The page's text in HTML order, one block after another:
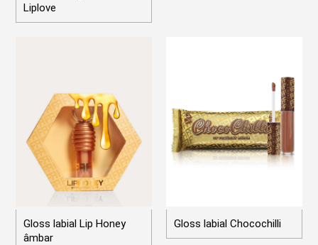
Liplove
Gloss labial Lip Honey
âmbar
Gloss labial Chocochilli